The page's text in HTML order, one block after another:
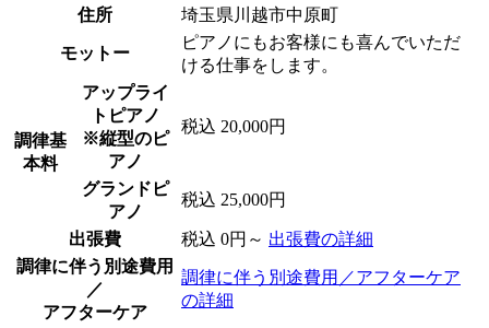
住所
埼玉県川越市中原町
モットー
ピアノにもお客様にも喜んでいただ
ける仕事をします。
調律基
本料
アップライ
トピアノ
※縦型のピ
アノ
税込 20,000円
グランドピ
アノ
税込 25,000円
出張費 税込 0円～ 出張費の詳細
調律に伴う別途費用
／
アフターケア
調律に伴う別途費用／アフターケア
の詳細